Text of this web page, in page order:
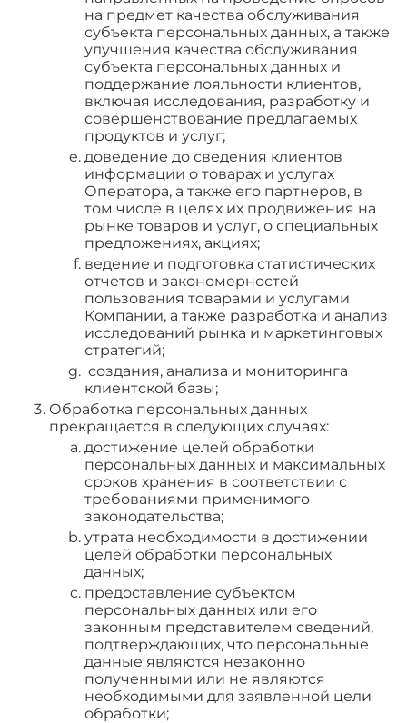
на предмет качества обслуживания
субъекта персональных данных, а также
улучшения качества обслуживания
субъекта персональных данных и
поддержание лояльности клиентов,
включая исследования, разработку и
совершенствование предлагаемых
продуктов и услуг;
доведение до сведения клиентов
информации о товарах и услугах
Оператора, а также его партнеров, в
том числе в целях их продвижения на
рынке товаров и услуг, о специальных
предложениях, акциях;
ведение и подготовка статистических
отчетов и закономерностей
пользования товарами и услугами
Компании, а также разработка и анализ
исследований рынка и маркетинговых
стратегий;
создания, анализа и мониторинга
клиентской базы;
Обработка персональных данных
прекращается в следующих случаях:
достижение целей обработки
персональных данных и максимальных
сроков хранения в соответствии с
требованиями применимого
законодательства;
утрата необходимости в достижении
целей обработки персональных
данных;
предоставление субъектом
персональных данных или его
законным представителем сведений,
подтверждающих, что персональные
данные являются незаконно
полученными или не являются
необходимыми для заявленной цели
обработки;